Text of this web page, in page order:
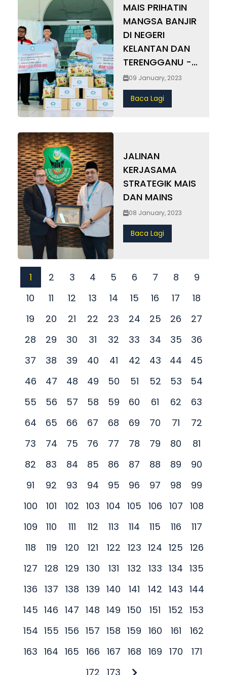
MAIS PRIHATIN
MANGSA BANJIR
DI NEGERI
KELANTAN DAN
TERENGGANU -
Sumbang
RM200,000,
Tanda Solidariti
(MAIN)
09 January, 2023
Baca Lagi
JALINAN
KERJASAMA
STRATEGIK MAIS
DAN MAINS
08 January, 2023
Baca Lagi
1 2 3 4 5 6 7 8
9
10
11 12 13 14 15 16 17
18
19
20 21 22 23 24 25 26
27
28
29 30 31 32 33 34 35
36
37
38 39 40 41 42 43 44
45
46
47 48 49 50 51 52 53
54
55
56 57 58 59 60 61 62
63
64
65 66 67 68 69 70 71
72
73
74 75 76 77 78 79 80
81
82
83 84 85 86 87 88 89
90
91
92 93 94 95 96 97 98
99
100
101 102 103 104 105 106 107 108
109
110 111 112 113 114 115 116
117
118
119 120 121 122 123 124 125 126
127 128 129 130 131 132 133 134 135
136 137 138 139 140 141 142 143 144
145 146 147 148 149 150 151 152 153
154 155 156 157 158 159 160 161
162
163 164 165 166 167 168 169 170
171
172 173